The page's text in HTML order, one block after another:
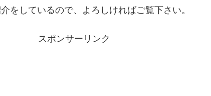
をしているので、よろしければご覧下さい。
スポンサーリンク